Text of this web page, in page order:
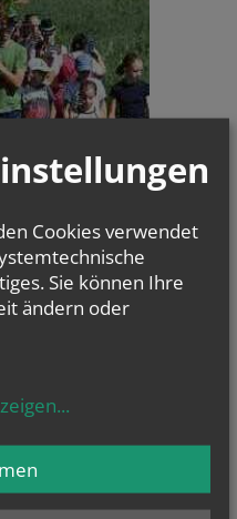
heilige Nothelfer, Hl.
Cookies verwendet
Sie können Ihre
ändern oder
...